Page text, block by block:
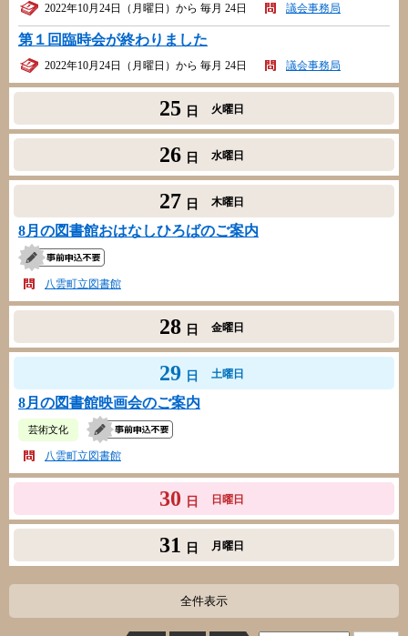
2022年10月24日（月曜日）から 毎月 24日 議会事務局
第１回臨時会が終わりました
2022年10月24日（月曜日）から 毎月 24日 議会事務局
25 日 火曜日
26 日 水曜日
27 日 木曜日
8月の図書館おはなしひろばのご案内
八雲町立図書館
28 日 金曜日
29 日 土曜日
8月の図書館映画会のご案内
芸術文化
八雲町立図書館
30 日 日曜日
31 日 月曜日
全件表示